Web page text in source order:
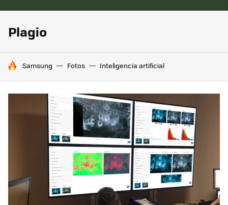
Plagio
HOY SE HABLA DE
Samsung Fotos Inteligencia artificial